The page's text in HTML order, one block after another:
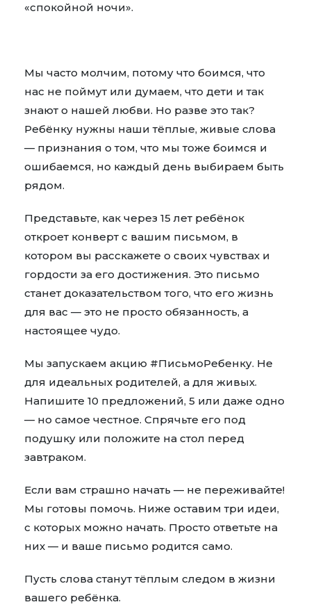
«спокойной ночи».
Мы часто молчим, потому что боимся, что
нас не поймут или думаем, что дети и так
знают о нашей любви. Но разве это так?
Ребёнку нужны наши тёплые, живые слова
— признания о том, что мы тоже боимся и
ошибаемся, но каждый день выбираем быть
рядом.
Представьте, как через 15 лет ребёнок
откроет конверт с вашим письмом, в
котором вы расскажете о своих чувствах и
гордости за его достижения. Это письмо
станет доказательством того, что его жизнь
для вас — это не просто обязанность, а
настоящее чудо.
Мы запускаем акцию #ПисьмоРебенку. Не
для идеальных родителей, а для живых.
Напишите 10 предложений, 5 или даже одно
— но самое честное. Спрячьте его под
подушку или положите на стол перед
завтраком.
Если вам страшно начать — не переживайте!
Мы готовы помочь. Ниже оставим три идеи,
с которых можно начать. Просто ответьте на
них — и ваше письмо родится само.
Пусть слова станут тёплым следом в жизни
вашего ребёнка.